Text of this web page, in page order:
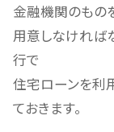
金融機関のもの
用意しなければ
行で
住宅ローンを利
ておきます。